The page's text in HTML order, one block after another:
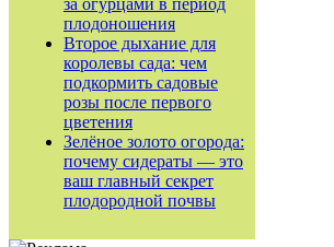
за огурцами в период
плодоношения
Второе дыхание для
королевы сада: чем
подкормить садовые
розы после первого
цветения
Зелёное золото огорода:
почему сидераты — это
ваш главный секрет
плодородной почвы